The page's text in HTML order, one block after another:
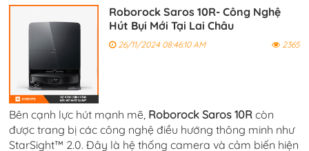
Roborock Saros 10R- Công Nghệ
Hút Bụi Mới Tại Lai Châu
26/11/2024 08:46:10 AM 2365
Bên cạnh lực hút mạnh mẽ, Roborock Saros 10R còn
được trang bị các công nghệ điều hướng thông minh như
StarSight™ 2.0. Đây là hệ thống camera và cảm biến hiện